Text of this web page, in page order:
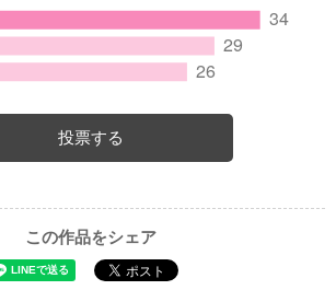
投票する
この作品をシェア